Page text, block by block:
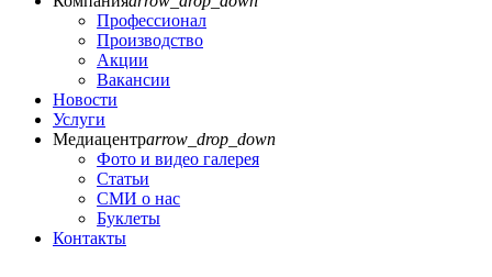
Профессионал
Производство
Акции
Вакансии
Новости
Услуги
Медиацентрarrow_drop_down
Фото и видео галерея
Статьи
СМИ о нас
Буклеты
Контакты